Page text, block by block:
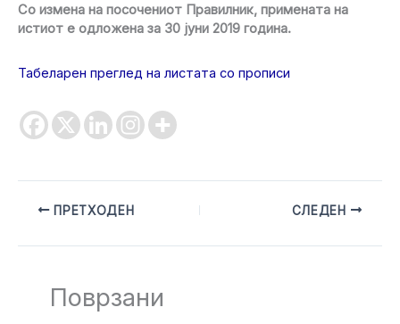
Со измена на посочениот Правилник, примената на
истиот е одложена за 30 јуни 2019 година.
Табеларен преглед на листата со прописи
ПРЕТХОДЕН СЛЕДЕН
Поврзани